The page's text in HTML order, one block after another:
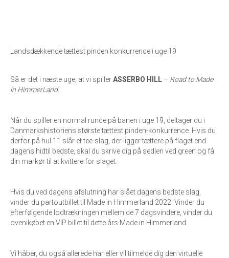
Landsdækkende tættest pinden konkurrence i uge 19
Så er det i næste uge, at vi spillerASSERBO HILL – Road to Made
in HimmerLand.
Når du spiller en normal runde på banen i uge 19, deltager du i
Danmarkshistoriens største tættest pinden-konkurrence. Hvis du
derfor på hul 11 slår et tee-slag, der ligger tættere på flaget end
dagens hidtil bedste, skal du skrive dig på sedlen ved green og få
din markør til at kvittere for slaget.
Hvis du ved dagens afslutning har slået dagens bedste slag,
vinder du partoutbillet til Made in Himmerland 2022. Vinder du
efterfølgende lodtrækningen mellem de 7 dagsvindere, vinder du
ovenikøbet en VIP billet til dette års Made in Himmerland.
Vi håber, du også allerede har eller vil tilmelde dig den virtuelle